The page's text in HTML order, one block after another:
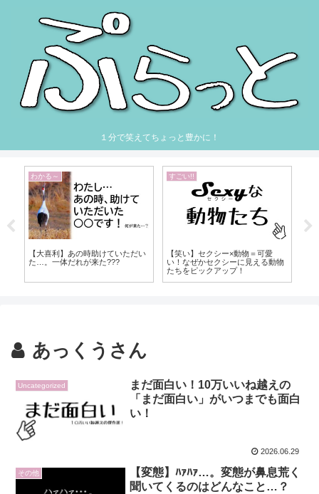
１分で笑えてちょっと豊かに！
わかる～
【大喜利】あの時助けていただい
た…。一体だれが来た???
すごい!!
【笑い】セクシー×動物＝可愛
い！なぜかセクシーに見える動物
たちをピックアップ！
あっくうさん
Uncategorized
まだ面白い！10万いいね越えの
「まだ面白い」がいつまでも面白
い！
2026.06.29
その他
【変態】ﾊｧﾊｧ…。変態が鼻息荒く
聞いてくるのはどんなこと…？